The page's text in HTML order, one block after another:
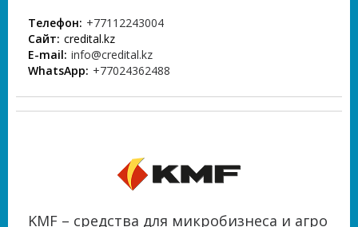
Телефон: +77112243004
Сайт: credital.kz
E-mail: info@credital.kz
WhatsApp: +77024362488
KMF – средства для микробизнеса и агро